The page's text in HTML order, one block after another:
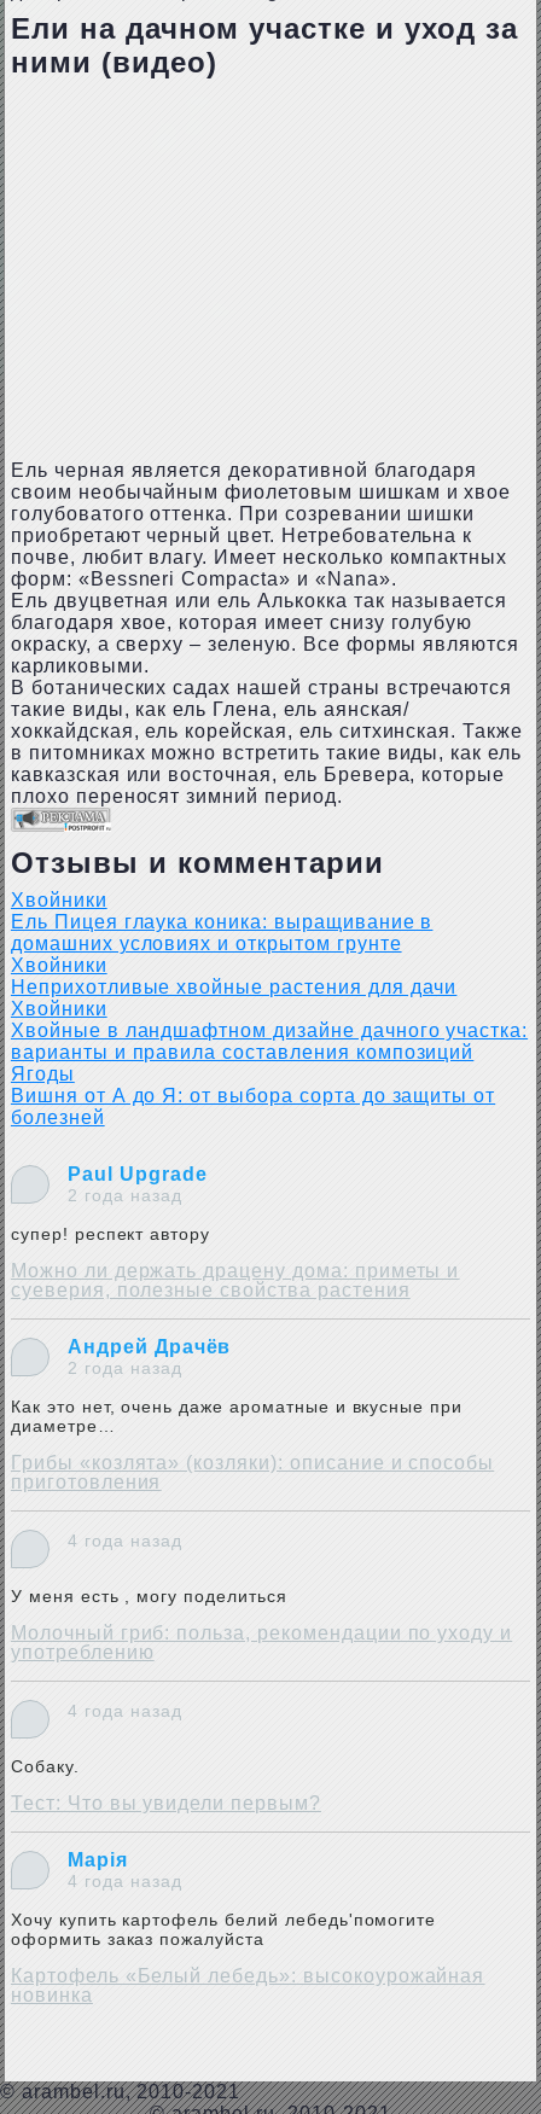
Ели на дачном участке и уход за
ними (видео)
Ель черная является декоративной благодаря
своим необычайным фиолетовым шишкам и хвое
голубоватого оттенка. При созревании шишки
приобретают черный цвет. Нетребовательна к
почве, любит влагу. Имеет несколько компактных
форм: «Bessneri Compacta» и «Nana».
Ель двуцветная или ель Алькокка так называется
благодаря хвое, которая имеет снизу голубую
окраску, а сверху – зеленую. Все формы являются
карликовыми.
В ботанических садах нашей страны встречаются
такие виды, как ель Глена, ель аянская/
хоккайдская, ель корейская, ель ситхинская. Также
в питомниках можно встретить такие виды, как ель
кавказская или восточная, ель Бревера, которые
плохо переносят зимний период.
Отзывы и комментарии
Хвойники
Ель Пицея глаука коника: выращивание в
домашних условиях и открытом грунте
Хвойники
Неприхотливые хвойные растения для дачи
Хвойники
Хвойные в ландшафтном дизайне дачного участка:
варианты и правила составления композиций
Ягоды
Вишня от А до Я: от выбора сорта до защиты от
болезней
Paul Upgrade
2 года назад
супер! респект автору
Можно ли держать драцену дома: приметы и
суеверия, полезные свойства растения
Андрей Драчёв
2 года назад
Как это нет, очень даже ароматные и вкусные при
диаметре…
Грибы «козлята» (козляки): описание и способы
приготовления
4 года назад
У меня есть , могу поделиться
Молочный гриб: польза, рекомендации по уходу и
употреблению
4 года назад
Собаку.
Тест: Что вы увидели первым?
Марія
4 года назад
Хочу купить картофель белий лебедь'помогите
оформить заказ пожалуйста
Картофель «Белый лебедь»: высокоурожайная
новинка
© arambel.ru, 2010-2021